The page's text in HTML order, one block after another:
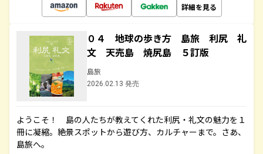
詳細を見る
０４ 地球の歩き方 島旅 利尻 礼
文 天売島 焼尻島 ５訂版
島旅
2026.02.13 発売
ようこそ！ 島の人たちが教えてくれた利尻・礼文の魅力を１
冊に凝縮。絶景スポットから遊び方、カルチャーまで。さあ、
島旅へ。